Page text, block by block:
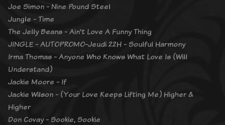
Joe Simon - Nine Pound Steel
Jungle - Time
The Jelly Beans - Ain't Love A Funny Thing
JINGLE - AUTOPROMO-Jeudi 22H - Soulful Harmony
Irma Thomas - Anyone Who Knows What Love Is (Will
Understand)
Jackie Moore - If
Jackie Wilson - (Your Love Keeps Lifting Me) Higher &
Higher
Don Covay - Sookie, Sookie